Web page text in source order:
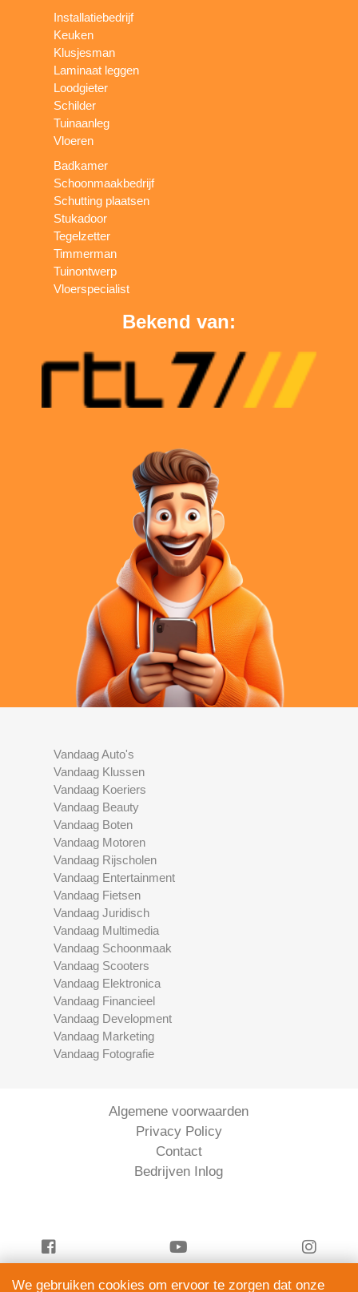
Installatiebedrijf
Keuken
Klusjesman
Laminaat leggen
Loodgieter
Schilder
Tuinaanleg
Vloeren
Badkamer
Schoonmaakbedrijf
Schutting plaatsen
Stukadoor
Tegelzetter
Timmerman
Tuinontwerp
Vloerspecialist
Bekend van:
Vandaag Auto's
Vandaag Klussen
Vandaag Koeriers
Vandaag Beauty
Vandaag Boten
Vandaag Motoren
Vandaag Rijscholen
Vandaag Entertainment
Vandaag Fietsen
Vandaag Juridisch
Vandaag Multimedia
Vandaag Schoonmaak
Vandaag Scooters
Vandaag Elektronica
Vandaag Financieel
Vandaag Development
Vandaag Marketing
Vandaag Fotografie
Algemene voorwaarden
Privacy Policy
Contact
Bedrijven Inlog
We gebruiken cookies om ervoor te zorgen dat onze